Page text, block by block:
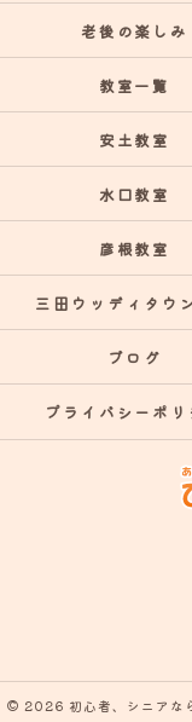
老後の楽しみ
教室一覧
安土教室
水口教室
彦根教室
三田ウッディタウ
ブログ
プライバシーポリ
© 2026 初心者、シニアな